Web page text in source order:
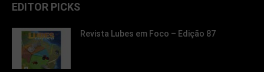
EDITOR PICKS
Revista Lubes em Foco – Edição 87